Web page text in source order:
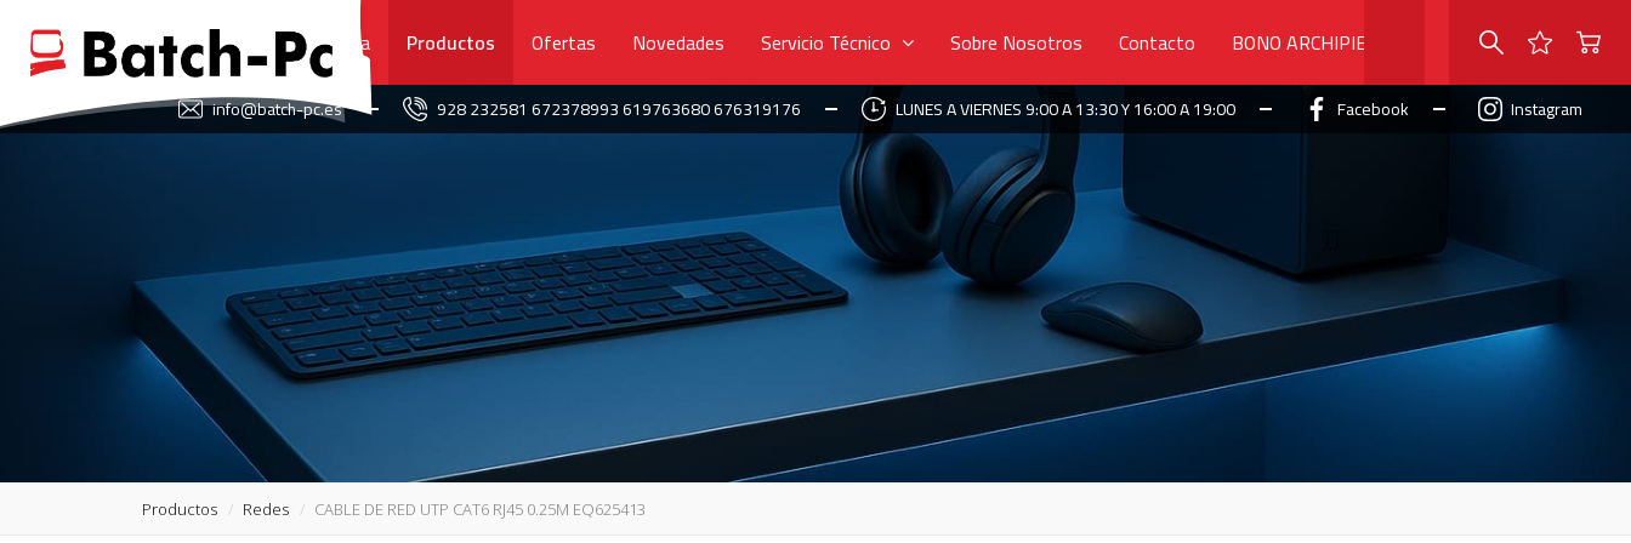
Portada Productos Ofertas Novedades Servicio Técnico Sobre Nosotros Contacto BONO ARCHIPIELAGO
info@batch-pc.es 928 232581 672378993 619763680 676319176 LUNES A VIERNES 9:00 A 13:30 Y 16:00 A 19:00 Facebook Instagram
Productos Redes CABLE DE RED UTP CAT6 RJ45 0.25M EQ625413
FAVORITOS